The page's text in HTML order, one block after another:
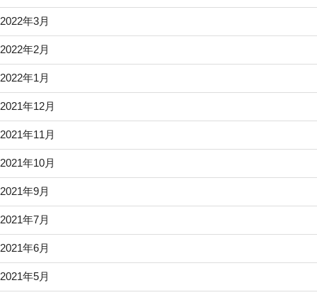
2022年3月
2022年2月
2022年1月
2021年12月
2021年11月
2021年10月
2021年9月
2021年7月
2021年6月
2021年5月